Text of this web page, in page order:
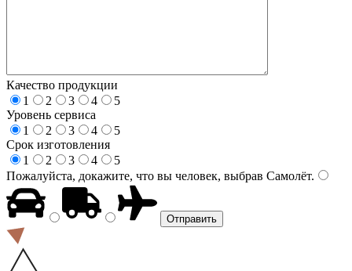
Качество продукции
1
2 3 4
5
Уровень сервиса
1
2 3 4
5
Срок изготовления
1
2 3 4
5
Пожалуйста, докажите, что вы человек, выбрав Самолёт.